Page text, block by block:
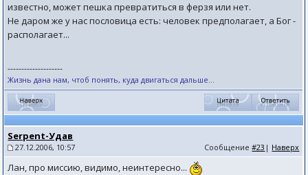
известно, может пешка превратиться в ферзя или нет.
Не даром же у нас пословица есть: человек предполагает, а Бог -
располагает...
--------------------
Жизнь дана нам, чтоб понять, куда двигаться дальше...
Serpent-Удав
27.12.2006, 10:57 Сообщение#23 | Наверх
Лан, про миссию, видимо, неинтересно...